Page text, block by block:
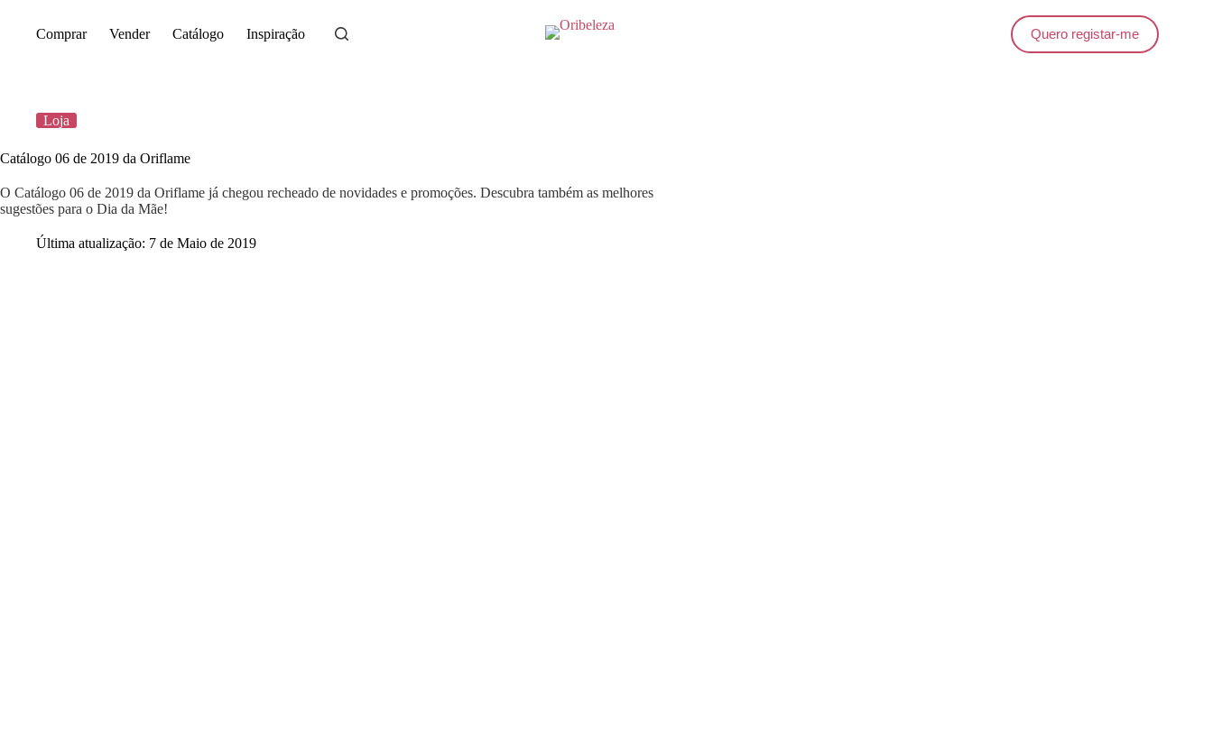
Comprar Vender Catálogo Inspiração Quero registar-me
Loja
Catálogo 06 de 2019 da Oriflame
O Catálogo 06 de 2019 da Oriflame já chegou recheado de novidades e promoções. Descubra também as melhores
sugestões para o Dia da Mãe!
Última atualização: 7 de Maio de 2019